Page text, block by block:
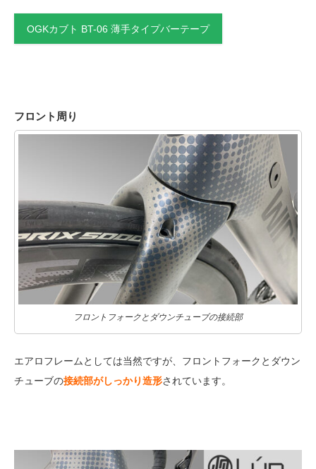
OGKカブト BT-06 薄手タイプバーテープ
フロント周り
フロントフォークとダウンチューブの接続部
エアロフレームとしては当然ですが、フロントフォークとダウン
チューブの接続部がしっかり造形されています。